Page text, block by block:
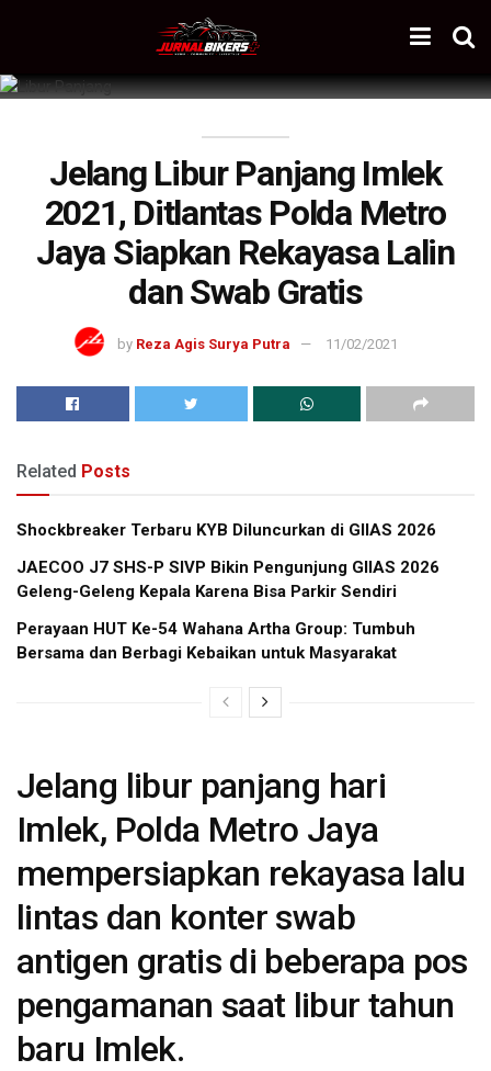
Jelang Libur Panjang Imlek
2021, Ditlantas Polda Metro
Jaya Siapkan Rekayasa Lalin
dan Swab Gratis
by Reza Agis Surya Putra 11/02/2021
Related Posts
Shockbreaker Terbaru KYB Diluncurkan di GIIAS 2026
JAECOO J7 SHS-P SIVP Bikin Pengunjung GIIAS 2026
Geleng-Geleng Kepala Karena Bisa Parkir Sendiri
Perayaan HUT Ke-54 Wahana Artha Group: Tumbuh
Bersama dan Berbagi Kebaikan untuk Masyarakat
Jelang libur panjang hari
Imlek, Polda Metro Jaya
mempersiapkan rekayasa lalu
lintas dan konter swab
antigen gratis di beberapa pos
pengamanan saat libur tahun
baru Imlek.